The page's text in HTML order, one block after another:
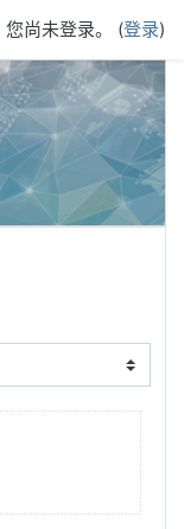
您尚未登录。 (登录)